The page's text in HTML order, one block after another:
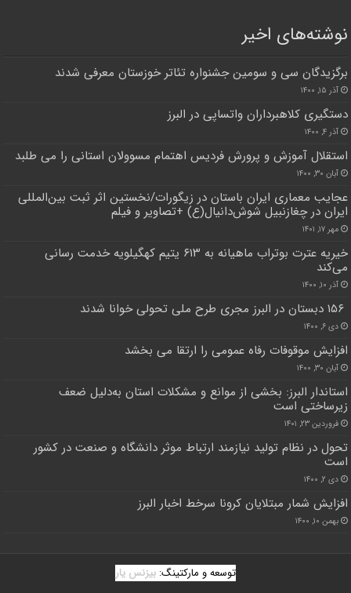
نوشته‌های اخیر
برگزیدگان سی و سومین جشنواره تئاتر خوزستان معرفی شدند
آذر ۱۵, ۱۴۰۰
دستگیری کلاهبرداران واتساپی در البرز
آذر ۴, ۱۴۰۰
استقلال آموزش و پرورش فردیس اهتمام مسوولان استانی را می طلبد
آبان ۳۰, ۱۴۰۰
عجایب معماری ایران باستان در زیگورات/نخستین اثر ثبت بین‌المللی
ایران در چغازنبیل شوش‌دانیال(ع) +تصاویر و فیلم
مهر ۱۷, ۱۴۰۱
خیریه عترت بوتراب ماهیانه به ۶۱۳ یتیم کهگیلویه خدمت رسانی
می‌کند
آذر ۱۰, ۱۴۰۰
۱۵۶ دبستان در البرز مجری طرح ملی تحولی خوانا شدند
دی ۶, ۱۴۰۰
افزایش موقوفات رفاه عمومی را ارتقا می بخشد
آبان ۳۰, ۱۴۰۰
استاندار البرز: بخشی از موانع و مشکلات استان به‌دلیل ضعف
زیرساختی است
فروردین ۲۳, ۱۴۰۱
تحول در نظام تولید نیازمند ارتباط موثر دانشگاه و صنعت در کشور
است
دی ۲, ۱۴۰۰
افزایش شمار مبتلایان کرونا سرخط اخبار البرز
بهمن ۱۰, ۱۴۰۰
توسعه و مارکتینگ: بیزنس یار